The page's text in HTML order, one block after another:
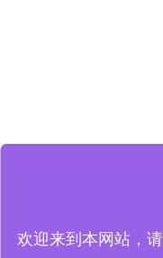
欢迎来到本网站，